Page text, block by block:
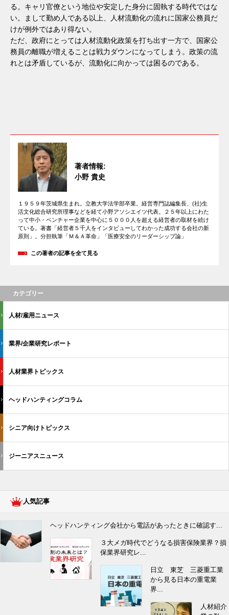
る。キャリ官僚という地位や安定した身分に固執する時代ではな
い。まして勤め人である以上、人材流動化の流れに国家公務員だ
けが例外ではあり得ない。
ただ、政府にとっては人材流動化政策を打ち出す一方で、国家公
務員の離職が増えることは戦力ダウンになってしまう。政策の流
れとは矛盾しているが、流動化に向かっては困るのである。
著者情報:
小野 貴史
１９５９年茨城県生まれ。立教大学法学部卒業。経営専門誌編集長、(社)生
活文化総合研究所理事などを経て小野アソシエイツ代表。２５年以上にわた
って中小・ベンチャー企業を中心に５０００人を超える経営者の取材を続け
ている。著書「経営者５千人をインタビューしてわかった成功する会社の新
原則」。分担執筆「Ｍ＆Ａ革命」「医療安全のリーダーシップ論」
この著者の記事を全て見る
カテゴリー
人材/雇用ニュース
業界/企業研究レポート
人材業界トピックス
ヘッドハンティングコラム
シニア向けトピックス
ジーニアスニュース
人気記事
ヘッドハンティング会社から電話があったときに確認す...
３大メガ時代でどうなる損害保険業界？損
保業界研究レ...
日立 東芝 三菱重工業
から見る日本の重電業
界...
人材紹介